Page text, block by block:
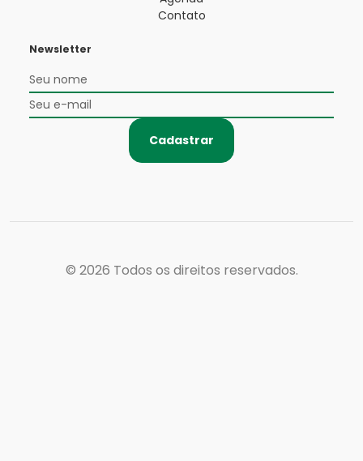
Contato
Newsletter
Cadastrar
© 2026 Todos os direitos reservados.